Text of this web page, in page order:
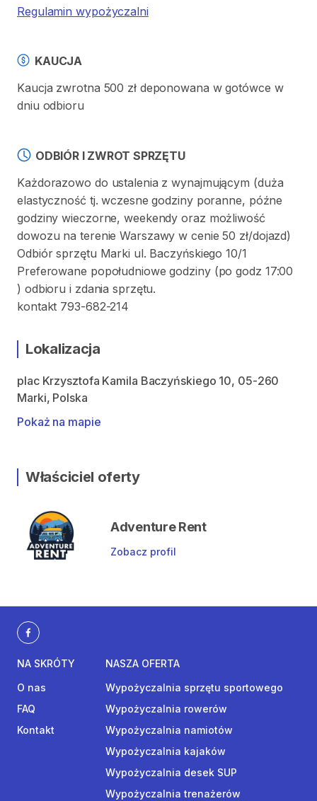
Regulamin wypożyczalni
KAUCJA
Kaucja zwrotna 500 zł deponowana w gotówce w
dniu odbioru
ODBIÓR I ZWROT SPRZĘTU
Każdorazowo do ustalenia z wynajmującym (duża
elastyczność tj. wczesne godziny poranne, późne
godziny wieczorne, weekendy oraz możliwość
dowozu na terenie Warszawy w cenie 50 zł/dojazd)
Odbiór sprzętu Marki ul. Baczyńskiego 10/1
Preferowane popołudniowe godziny (po godz 17:00
) odbioru i zdania sprzętu.
kontakt 793-682-214
Lokalizacja
plac Krzysztofa Kamila Baczyńskiego 10, 05-260
Marki, Polska
Pokaż na mapie
Właściciel oferty
Adventure Rent
Zobacz profil
NA SKRÓTY
O nas
FAQ
Kontakt
NASZA OFERTA
Wypożyczalnia sprzętu sportowego
Wypożyczalnia rowerów
Wypożyczalnia namiotów
Wypożyczalnia kajaków
Wypożyczalnia desek SUP
Wypożyczalnia trenażerów